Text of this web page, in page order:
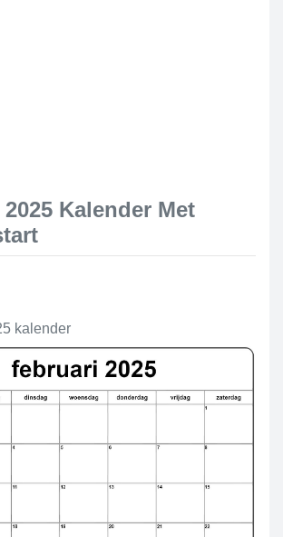
Kalender Met
kalender